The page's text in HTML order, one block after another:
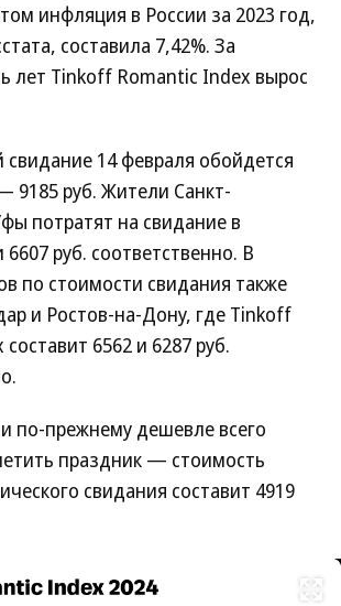
инфляция в России за 2023 год,
составила 7,42%. За
лет Tinkoff Romantic Index вырос
14 февраля обойдется
9185 руб. Жители Санкт-
потратят на свидание в
руб. соответственно. В
по стоимости свидания также
и Ростов-на-Дону, где Tinkoff
6562 и 6287 руб.
по-прежнему дешевле всего
праздник — стоимость
свидания составит 4919